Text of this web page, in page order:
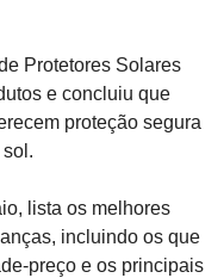
Protetores Solares
e concluiu que
proteção segura
lista os melhores
incluindo os que
preço e os principais